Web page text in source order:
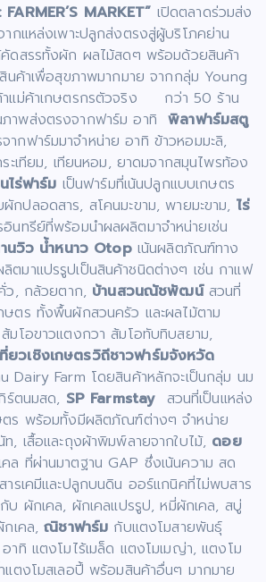
MARKET” เปิดตลาดร่วมส่ง
ากแหล่งเพาะปลูกส่งตรงสู่ผู้บริโภคย่าน
คัดสรรทั้งผัก ผลไม้สดๆ พร้อมด้วยสินค้า
ค้าเพื่อสุขภาพมากมาย จากกลุ่ม Young
แม่ค้าเกษตรกรตัวจริง กว่า 50 ร้าน
าพส่งตรงจากฟาร์ม อาทิพิลาฟาร์มสตู
ากฟาร์มมาจำหน่าย อาทิ ข้าวหอมมะลิ,
ะเทียม, เทียนหอม, ยาดมจากสมุนไพรท้อง
ไร่ฟาร์ม เป็นฟาร์มที่เน้นปลูกแบบเกษตร
กปลอดสาร, สโคนมะขาม, พายมะขาม, ไร่
อินทรีย์ที่พร้อมนำผลผลิตมาจำหน่ายเช่น
นวิว น้ำหนาว Otopเน้นผลิตภัณฑ์ทาง
ตมาแปรรูปเป็นสินค้าชนิดต่างๆ เช่น กาแฟ
ว, กล้วยตาก, บ้านสวนณัชพัฒน์สวนที่
ษตร ทั้งพื้นผักสวนครัว และผลไม้ตาม
มโอขาวแตงกวา ส้มโอทับทิบสยาม,
ยวเชิงเกษตรวิถีชาวฟาร์มจังหวัด
Dairy Farm โดยสินค้าหลักจะเป็นกลุ่ม นม
ร์ตนมสด, SP Farmstay สวนที่เป็นแหล่ง
ตร พร้อมทั้งมีผลิตภัณฑ์ต่างๆ จำหน่าย
, เสื้อและถุงผ้าพิมพ์ลายจากใบไม้, ดอย
ล ที่ผ่านมาตฐาน GAP ซึ่งเน้นความ สด
รเคมีและปลูกบนดิน ออร์แกนิคที่ไม่พบสาร
ผักเคล, ผักเคลแปรรูป, หมี่ผักเคล, สบู่
กเคล,ณิชาฟาร์ม กับแตงโมสายพันธุ์
าทิ แตงโมไร้เมล็ด แตงโมเมญ่า, แตงโม
แตงโมสเลอปี้ พร้อมสินค้าอื่นๆ มากมาย